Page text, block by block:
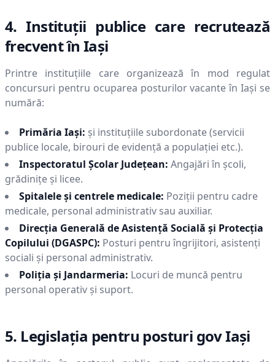
4. Instituții publice care recrutează
frecvent în Iaşi
Printre instituțiile care organizează în mod regulat
concursuri pentru ocuparea posturilor vacante înIaşi se
numără:
Primăria Iaşi: și instituțiile subordonate (servicii
publice locale, birouri de evidență a populației etc.).
Inspectoratul Școlar Județean: Angajări în școli,
grădinițe și licee.
Spitalele și centrele medicale: Poziții pentru cadre
medicale, personal administrativ sau auxiliar.
Direcția Generală de Asistență Socială și Protecția
Copilului (DGASPC): Posturi pentru îngrijitori, asistenți
sociali și personal administrativ.
Poliția și Jandarmeria: Locuri de muncă pentru
personal operativ și suport.
5. Legislația pentru posturi govIaşi